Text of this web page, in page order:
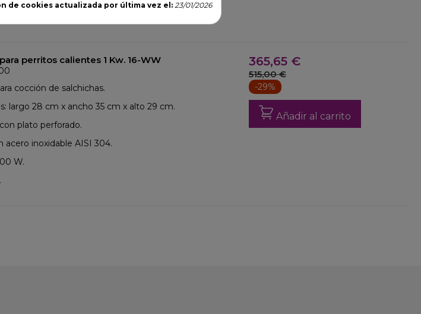
perritos calientes 1 Kw. 16-WW
cocción de salchichas.
largo 28 cm x ancho 35 cm x alto 29 cm.
plato perforado.
acero inoxidable AISI 304.
W.
365,65 €
515,00 €
-29%
Añadir al carrito
de cookies actualizada por última vez el: 23/01/2026